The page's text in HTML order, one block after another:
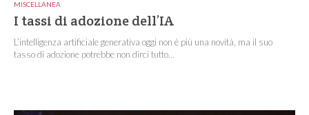
MISCELLANEA
I tassi di adozione dell’IA
L’intelligenza artificiale generativa oggi non è più una novità, ma il suo
tasso di adozione potrebbe non dirci tutto...